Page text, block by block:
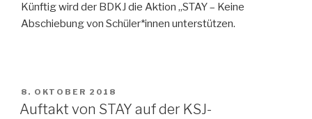
Künftig wird der BDKJ die Aktion „STAY – Keine
Abschiebung von Schüler*innen unterstützen.
VERÖFFENTLICHT
AM
8. OKTOBER 2018
Auftakt von STAY auf der KSJ-